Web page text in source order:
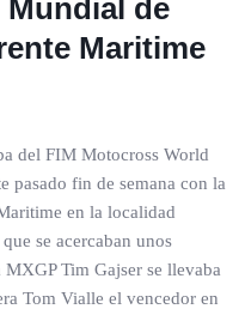
Mundial de
Maritime
del FIM Motocross World
pasado fin de semana con la
en la localidad
se acercaban unos
Tim Gajser se llevaba
Tom Vialle el vencedor en